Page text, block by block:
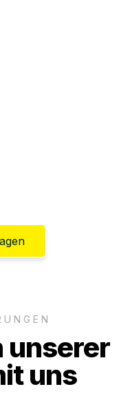
unserer
uns